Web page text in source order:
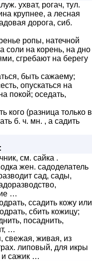
ухват, рогач, тул.
крупнее, а лесная
дорога, сиб.
ропы, натечной
соли на корень, на дно
сгребают на берегу
быть сажаему;
опускаться на
покой; оседать,
кого (разница только в
б. ч. мн. , а садить
см. сайка .
жен. садоделатель
сад, сады,
…
ссадить кожу или
сбить кожицу;
посаднить,
…
свежая, живая, из
липовый, для икры
и сажик …